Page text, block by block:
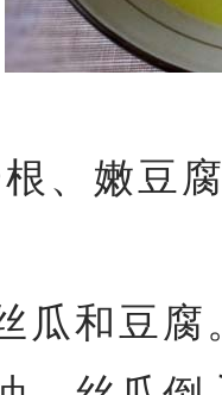
、嫩豆
和豆腐